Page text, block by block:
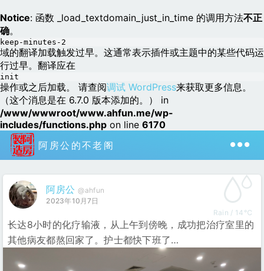
Notice: 函数 _load_textdomain_just_in_time 的调用方法不正
确。
keep-minutes-2
域的翻译加载触发过早。这通常表示插件或主题中的某些代码运
行过早。翻译应在
init
操作或之后加载。 请查阅调试 WordPress来获取更多信息。
（这个消息是在 6.7.0 版本添加的。） in
/www/wwwroot/www.ahfun.me/wp-
includes/functions.php on line 6170
阿房公的不老阁
阿房公 @ahfun
2023年10月7日
Rain / 14℃
长达8小时的化疗输液，从上午到傍晚，成功把治疗室里的
其他病友都熬回家了。护士都快下班了…